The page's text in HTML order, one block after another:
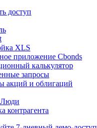
доступ
XLS
приложение Cbonds
калькулятор
запросы
акций и облигаций
контрагента